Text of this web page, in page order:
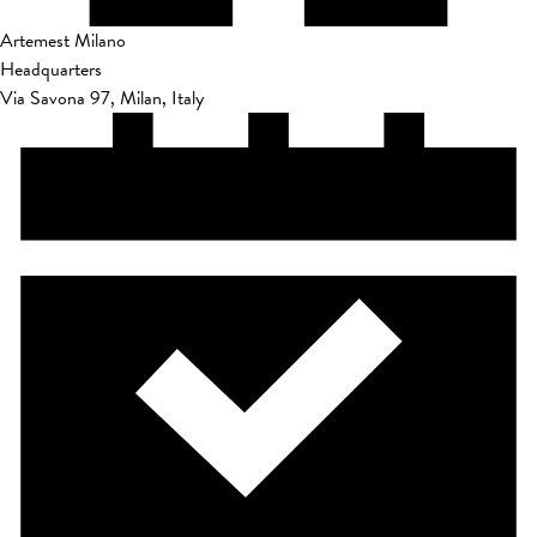
Artemest Milano
Headquarters
Via Savona 97, Milan, Italy